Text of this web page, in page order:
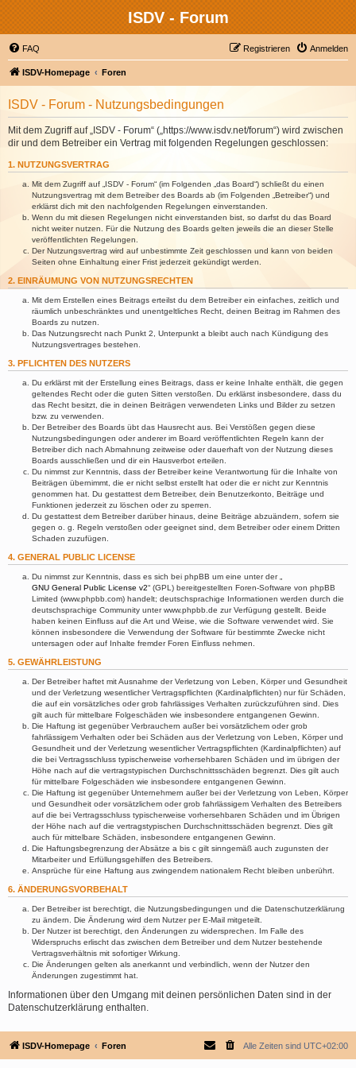
ISDV - Forum
FAQ Anmelden
Registrieren
ISDV-Homepage Foren
ISDV - Forum - Nutzungsbedingungen
Mit dem Zugriff auf „ISDV - Forum“ („https://www.isdv.net/forum“) wird zwischen
dir und dem Betreiber ein Vertrag mit folgenden Regelungen geschlossen:
1. NUTZUNGSVERTRAG
Mit dem Zugriff auf „ISDV - Forum“ (im Folgenden „das Board“) schließt du einen
Nutzungsvertrag mit dem Betreiber des Boards ab (im Folgenden „Betreiber“) und
erklärst dich mit den nachfolgenden Regelungen einverstanden.
Wenn du mit diesen Regelungen nicht einverstanden bist, so darfst du das Board
nicht weiter nutzen. Für die Nutzung des Boards gelten jeweils die an dieser Stelle
veröffentlichten Regelungen.
Der Nutzungsvertrag wird auf unbestimmte Zeit geschlossen und kann von beiden
Seiten ohne Einhaltung einer Frist jederzeit gekündigt werden.
2. EINRÄUMUNG VON NUTZUNGSRECHTEN
Mit dem Erstellen eines Beitrags erteilst du dem Betreiber ein einfaches, zeitlich und
räumlich unbeschränktes und unentgeltliches Recht, deinen Beitrag im Rahmen des
Boards zu nutzen.
Das Nutzungsrecht nach Punkt 2, Unterpunkt a bleibt auch nach Kündigung des
Nutzungsvertrages bestehen.
3. PFLICHTEN DES NUTZERS
Du erklärst mit der Erstellung eines Beitrags, dass er keine Inhalte enthält, die gegen
geltendes Recht oder die guten Sitten verstoßen. Du erklärst insbesondere, dass du
das Recht besitzt, die in deinen Beiträgen verwendeten Links und Bilder zu setzen
bzw. zu verwenden.
Der Betreiber des Boards übt das Hausrecht aus. Bei Verstößen gegen diese
Nutzungsbedingungen oder anderer im Board veröffentlichten Regeln kann der
Betreiber dich nach Abmahnung zeitweise oder dauerhaft von der Nutzung dieses
Boards ausschließen und dir ein Hausverbot erteilen.
Du nimmst zur Kenntnis, dass der Betreiber keine Verantwortung für die Inhalte von
Beiträgen übernimmt, die er nicht selbst erstellt hat oder die er nicht zur Kenntnis
genommen hat. Du gestattest dem Betreiber, dein Benutzerkonto, Beiträge und
Funktionen jederzeit zu löschen oder zu sperren.
Du gestattest dem Betreiber darüber hinaus, deine Beiträge abzuändern, sofern sie
gegen o. g. Regeln verstoßen oder geeignet sind, dem Betreiber oder einem Dritten
Schaden zuzufügen.
4. GENERAL PUBLIC LICENSE
Du nimmst zur Kenntnis, dass es sich bei phpBB um eine unter der „
GNU General Public License v2“ (GPL) bereitgestellten Foren-Software von phpBB
Limited (www.phpbb.com) handelt; deutschsprachige Informationen werden durch die
deutschsprachige Community unter www.phpbb.de zur Verfügung gestellt. Beide
haben keinen Einfluss auf die Art und Weise, wie die Software verwendet wird. Sie
können insbesondere die Verwendung der Software für bestimmte Zwecke nicht
untersagen oder auf Inhalte fremder Foren Einfluss nehmen.
5. GEWÄHRLEISTUNG
Der Betreiber haftet mit Ausnahme der Verletzung von Leben, Körper und Gesundheit
und der Verletzung wesentlicher Vertragspflichten (Kardinalpflichten) nur für Schäden,
die auf ein vorsätzliches oder grob fahrlässiges Verhalten zurückzuführen sind. Dies
gilt auch für mittelbare Folgeschäden wie insbesondere entgangenen Gewinn.
Die Haftung ist gegenüber Verbrauchern außer bei vorsätzlichem oder grob
fahrlässigem Verhalten oder bei Schäden aus der Verletzung von Leben, Körper und
Gesundheit und der Verletzung wesentlicher Vertragspflichten (Kardinalpflichten) auf
die bei Vertragsschluss typischerweise vorhersehbaren Schäden und im übrigen der
Höhe nach auf die vertragstypischen Durchschnittsschäden begrenzt. Dies gilt auch
für mittelbare Folgeschäden wie insbesondere entgangenen Gewinn.
Die Haftung ist gegenüber Unternehmern außer bei der Verletzung von Leben, Körper
und Gesundheit oder vorsätzlichem oder grob fahrlässigem Verhalten des Betreibers
auf die bei Vertragsschluss typischerweise vorhersehbaren Schäden und im Übrigen
der Höhe nach auf die vertragstypischen Durchschnittsschäden begrenzt. Dies gilt
auch für mittelbare Schäden, insbesondere entgangenen Gewinn.
Die Haftungsbegrenzung der Absätze a bis c gilt sinngemäß auch zugunsten der
Mitarbeiter und Erfüllungsgehilfen des Betreibers.
Ansprüche für eine Haftung aus zwingendem nationalem Recht bleiben unberührt.
6. ÄNDERUNGSVORBEHALT
Der Betreiber ist berechtigt, die Nutzungsbedingungen und die Datenschutzerklärung
zu ändern. Die Änderung wird dem Nutzer per E-Mail mitgeteilt.
Der Nutzer ist berechtigt, den Änderungen zu widersprechen. Im Falle des
Widerspruchs erlischt das zwischen dem Betreiber und dem Nutzer bestehende
Vertragsverhältnis mit sofortiger Wirkung.
Die Änderungen gelten als anerkannt und verbindlich, wenn der Nutzer den
Änderungen zugestimmt hat.
Informationen über den Umgang mit deinen persönlichen Daten sind in der
Datenschutzerklärung enthalten.
ISDV-Homepage Foren Alle Zeiten sind UTC+02:00